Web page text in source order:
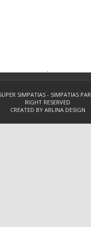
.
SIMPATIAS - SIMPATIAS
RIGHT RESERVED
CREATED BY ARLINA DESIGN